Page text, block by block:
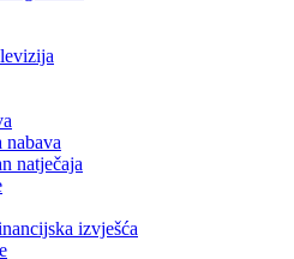
nabava
natječaja
izvješća